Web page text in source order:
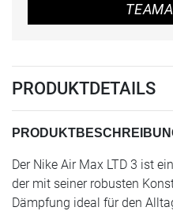
PRODUKTDETAILS
Der Nike Air Max LTD 3 ist
der mit seiner robusten
Dämpfung ideal für den